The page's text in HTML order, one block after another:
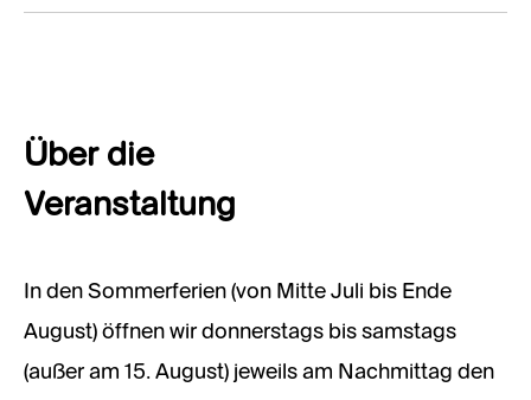
Über die
Veranstaltung
In den Sommerferien (von Mitte Juli bis Ende
August) öffnen wir donnerstags bis samstags
(außer am 15. August) jeweils am Nachmittag den